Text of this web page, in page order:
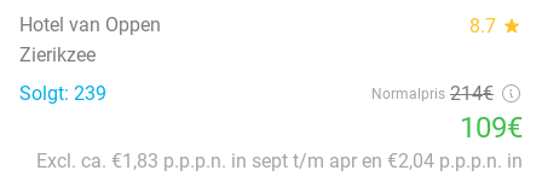
Hotel van Oppen 8.7 star
Zierikzee
Solgt: 239
Normalpris 214€
109€
Excl. ca. €1,83 p.p.p.n. in sept t/m apr en €2,04 p.p.p.n. in